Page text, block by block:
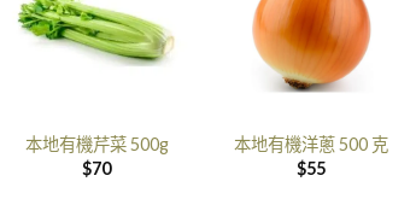
本地有機芹菜 500g
$70
本地有機洋蔥 500 克
$55